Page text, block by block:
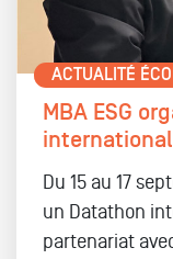
ACTUALITÉ
MBA ESG
Du 15 au 17
un Datathon
partenariat